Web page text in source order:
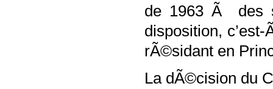
de 1963 Ã des
disposition,
rÃ©sidant en
La dÃ©cision du